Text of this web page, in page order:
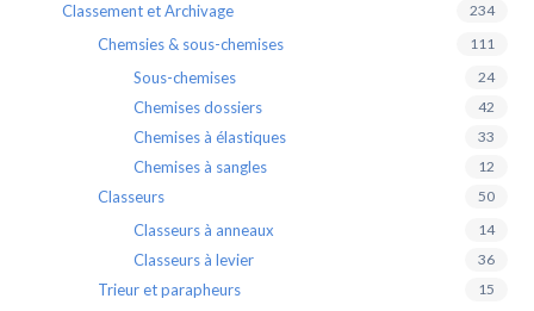
Classement et Archivage 234
Chemsies & sous-chemises 111
Sous-chemises 24
Chemises dossiers 42
Chemises à élastiques 33
Chemises à sangles 12
Classeurs 50
Classeurs à anneaux 14
Classeurs à levier 36
Trieur et parapheurs 15